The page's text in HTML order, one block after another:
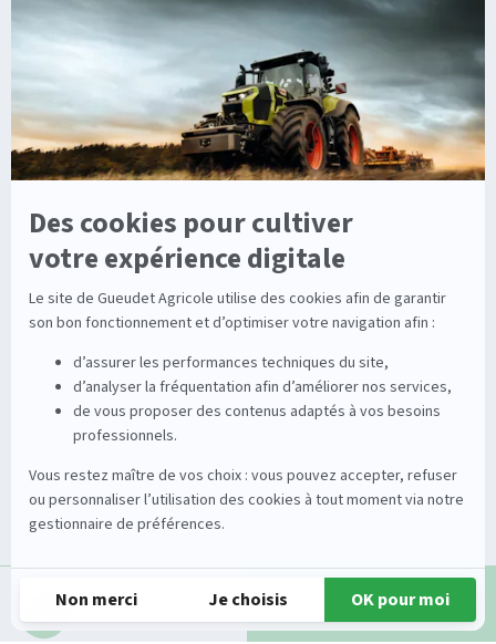
Agricole
Solutions multimarques
Irrigation
Enrouleurs
Stations
Entretien de la vigne
Entretien du sol
Nos offres
Nos Services
Entretien
Dépannage
Pièces détachées
Démonstration
Occasions Groupe
Demande d'infos Appeler